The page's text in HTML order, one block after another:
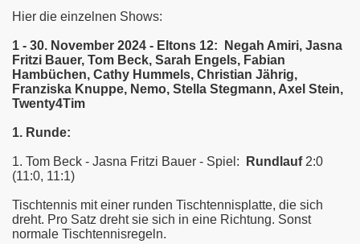
Hier die einzelnen Shows:
1 - 30. November 2024 - Eltons 12: Negah Amiri, Jasna
Fritzi Bauer, Tom Beck, Sarah Engels, Fabian
Hambüchen, Cathy Hummels, Christian Jährig,
Franziska Knuppe, Nemo, Stella Stegmann, Axel Stein,
Twenty4Tim
1. Runde:
1. Tom Beck - Jasna Fritzi Bauer - Spiel: Rundlauf 2:0
(11:0, 11:1)
Tischtennis mit einer runden Tischtennisplatte, die sich
dreht. Pro Satz dreht sie sich in eine Richtung. Sonst
normale Tischtennisregeln.